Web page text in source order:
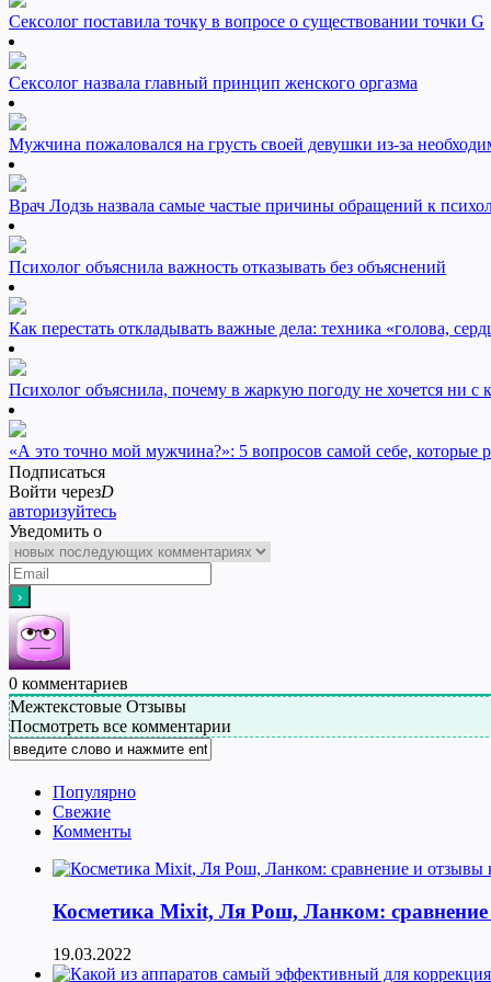
Сексолог поставила точку в вопросе о существовании точки G
Сексолог назвала главный принцип женского оргазма
Мужчина пожаловался на грусть своей девушки из-за
Врач Лодзь назвала самые частые причины обращений к
Психолог объяснила важность отказывать без объяснений
Как перестать откладывать важные дела: техника «голова,
Психолог объяснила, почему в жаркую погоду не хочется ни с
«А это точно мой мужчина?»: 5 вопросов самой себе, которые
Подписаться
Войти черезD
авторизуйтесь
Уведомить о
0 комментариев
Межтекстовые Отзывы
Посмотреть все комментарии
Популярно
Свежие
Комменты
Косметика Мixit, Ля Рош, Ланком: сравнение
19.03.2022